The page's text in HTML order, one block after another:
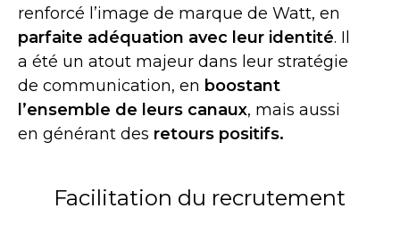
renforcé l’image de marque de Watt, en
parfaite adéquation avec leur identité. Il
a été un atout majeur dans leur stratégie
de communication, en boostant
l’ensemble de leurs canaux, mais aussi
en générant des retours positifs.
Facilitation du recrutement